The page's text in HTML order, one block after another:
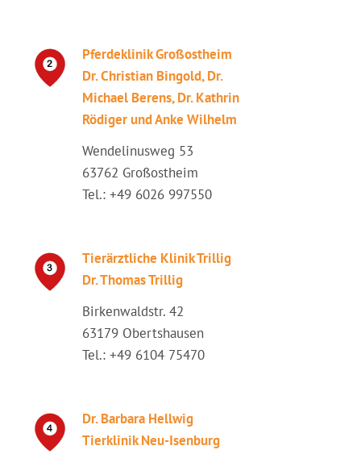
Pferdeklinik Großostheim
Dr. Christian Bingold, Dr.
Michael Berens, Dr. Kathrin
Rödiger und Anke Wilhelm
Wendelinusweg 53
63762 Großostheim
Tel.: +49 6026 997550
Tierärztliche Klinik Trillig
Dr. Thomas Trillig
Birkenwaldstr. 42
63179 Obertshausen
Tel.: +49 6104 75470
Dr. Barbara Hellwig
Tierklinik Neu-Isenburg